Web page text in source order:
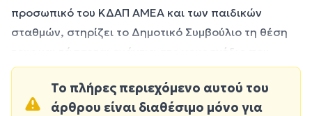
προσωπικό του ΚΔΑΠ ΑΜΕΑ και των παιδικών
σταθμών, στηρίζει το Δημοτικό Συμβούλιο τη θέση
τους και τάσσεται ενάντια στο νομοσχέδιο που
φέρνει το Υπουργείο Εσωτερικών. Ειδικότερα, το
Δημοτικό Συμβούλιο εναντιώνεται στις προω
Το πλήρες περιεχόμενο αυτού του
άρθρου είναι διαθέσιμο μόνο για